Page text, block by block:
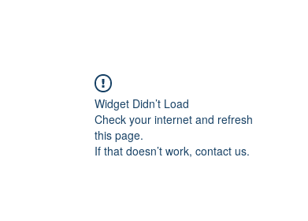
Widget Didn’t Load
Check your internet and refresh
this page.
If that doesn’t work, contact us.